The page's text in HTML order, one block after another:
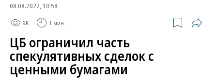
08.08.2022, 10:58
9K 1 мин.
ЦБ ограничил часть
спекулятивных сделок с
ценными бумагами